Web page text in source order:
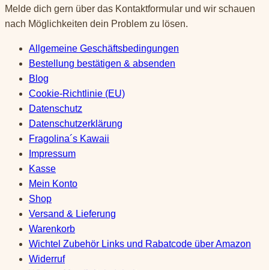
Melde dich gern über das Kontaktformular und wir schauen
nach Möglichkeiten dein Problem zu lösen.
Allgemeine Geschäftsbedingungen
Bestellung bestätigen & absenden
Blog
Cookie-Richtlinie (EU)
Datenschutz
Datenschutzerklärung
Fragolina´s Kawaii
Impressum
Kasse
Mein Konto
Shop
Versand & Lieferung
Warenkorb
Wichtel Zubehör Links und Rabatcode über Amazon
Widerruf